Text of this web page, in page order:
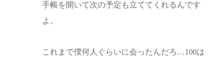
手帳を開いて次の予定も立ててくれるんです
よ。
これまで僕何人ぐらいに会ったんだろ…100は